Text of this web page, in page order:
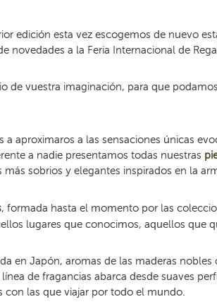
edición esta vez escogemos de nuevo
novedades a la Feria Internacional de
de vuestra imaginación, para que
a aproximaros a las sensaciones únicas
a nadie presentamos todas nuestras
sobrios y elegantes inspirados en la
, formada hasta el momento por las
lugares que conocimos, aquellos que
en Japón, aromas de las maderas
de fragancias abarca desde suaves
con las que viajar por todo el mundo.